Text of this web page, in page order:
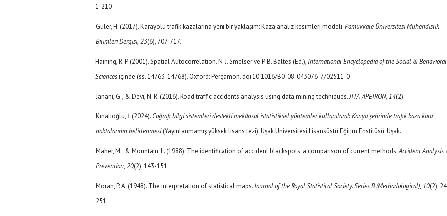
1_210
Güler, H. (2017). Karayolu trafik kazalarına yeni bir yaklaşım: Kaza analiz kesimleri modeli.Pamukkale Üniversitesi Mühendislik
Bilimleri Dergisi, 23(6), 707-717.
Haining, R. P. (2001). Spatial Autocorrelation. N. J. Smelser ve P. B. Baltes (Ed.), International Encyclopedia of the Social & Behavioral
Sciencesiçinde (ss. 14763-14768). Oxford: Pergamon. doi:10.1016/B0-08-043076-7/02511-0
Janani, G., & Devi, N. R. (2016). Road traffic accidents analysis using data mining techniques.JITA-APEIRON, 14(2).
Kınalıoğlu, İ. (2024). Coğrafi bilgi sistemleri destekli mekânsal istatistiksel yöntemler kullanılarak Konya şehrinde trafik kaza kara
noktalarının belirlenmesi(Yayınlanmamış yüksek lisans tezi). Uşak Üniversitesi Lisansüstü Eğitim Enstitüsü, Uşak.
Maher, M., & Mountain, L. (1988). The identification of accident blackspots: a comparison of current methods.Accident Analysis
Prevention, 20(2), 143-151.
Moran, P. A. (1948). The interpretation of statistical maps.Journal of the Royal Statistical Society. Series B (Methodological), 10(2),
251.